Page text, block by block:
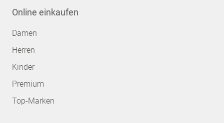
Online einkaufen
Damen
Herren
Kinder
Premium
Top-Marken